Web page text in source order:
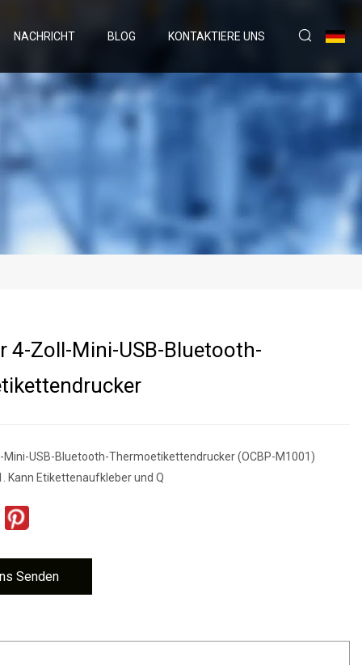
NACHRICHT BLOG KONTAKTIERE UNS
4-Zoll-Mini-USB-Bluetooth-
Mini-USB-Bluetooth-Thermoetikettendrucker (OCBP-M1001)
Kann Etikettenaufkleber und Q
Senden